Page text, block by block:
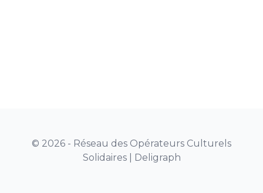
© 2026 - Réseau des Opérateurs Culturels
Solidaires | Deligraph